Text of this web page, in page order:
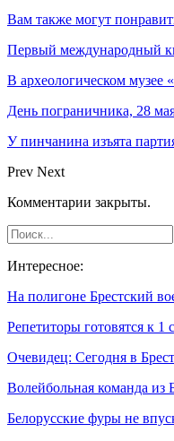
Вам также могут
Первый международный
В археологическом музее
День пограничника, 28
У пинчанина изъята
Prev Next
Комментарии закрыты.
Интересное:
На полигоне Брестский
Репетиторы готовятся к
Очевидец: Сегодня в
Волейбольная команда
Белорусские фуры не